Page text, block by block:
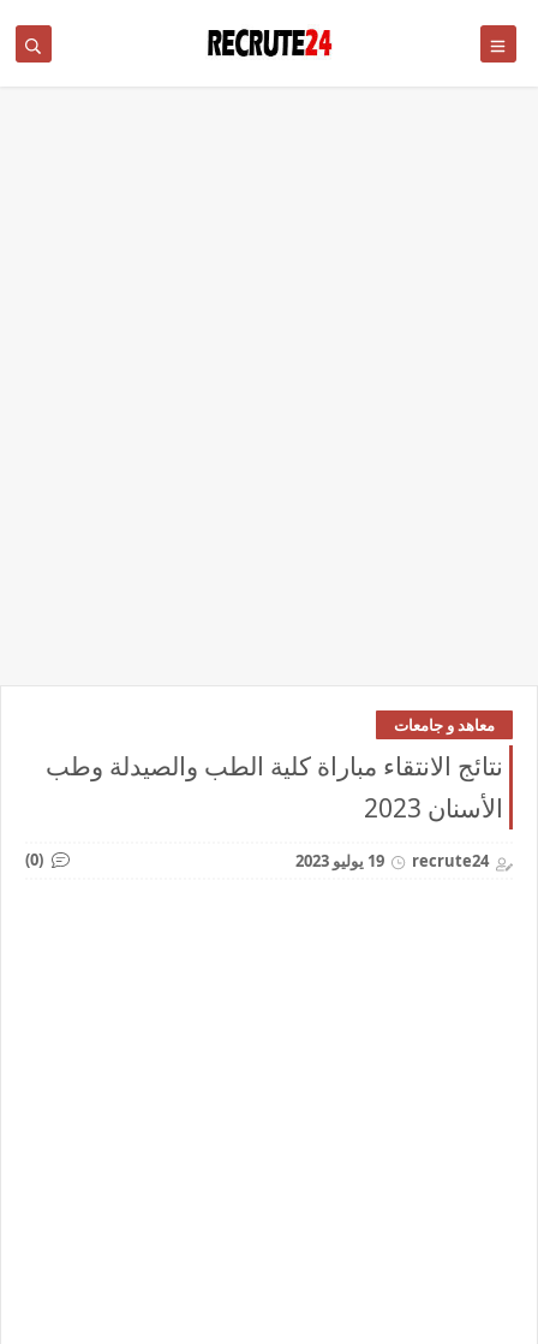
معاهد و جامعات
نتائج الانتقاء مباراة كلية الطب والصيدلة وطب
الأسنان 2023
recrute24 19 يوليو 2023 (0)